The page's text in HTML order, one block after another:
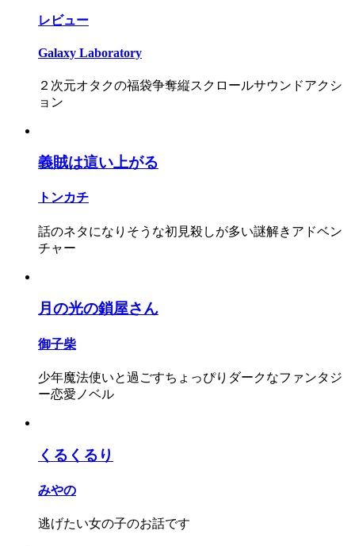
レビュー
Galaxy Laboratory
２次元オタクの福袋争奪縦スクロールサウンドアクシ
ョン
義賊は這い上がる
トンカチ
話のネタになりそうな初見殺しが多い謎解きアドベン
チャー
月の光の鎖屋さん
御子柴
少年魔法使いと過ごすちょっぴりダークなファンタジ
ー恋愛ノベル
くるくるり
みやの
逃げたい女の子のお話です